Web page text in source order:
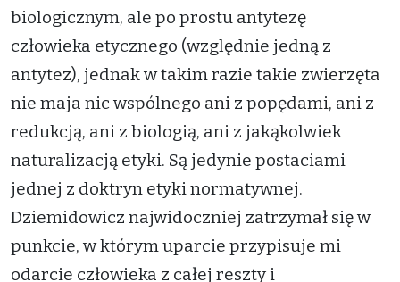
biologicznym, ale po prostu antytezę
człowieka etycznego (względnie jedną z
antytez), jednak w takim razie takie zwierzęta
nie maja nic wspólnego ani z popędami, ani z
redukcją, ani z biologią, ani z jakąkolwiek
naturalizacją etyki. Są jedynie postaciami
jednej z doktryn etyki normatywnej.
Dziemidowicz najwidoczniej zatrzymał się w
punkcie, w którym uparcie przypisuje mi
odarcie człowieka z całej reszty i